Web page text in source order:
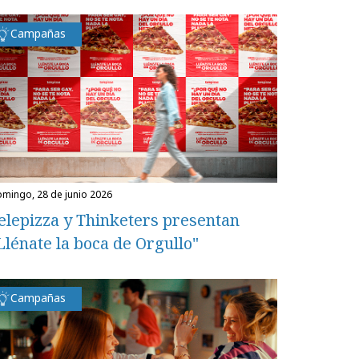
Campañas
28 de junio 2026
y Thinketers presentan
la boca de Orgullo"
Campañas